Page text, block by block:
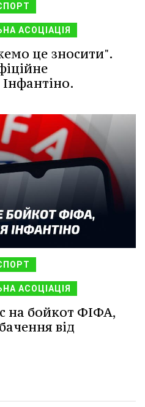
АСОЦІАЦІЯ
це зносити".
АСОЦІАЦІЯ
на бойкот ФІФА,
від